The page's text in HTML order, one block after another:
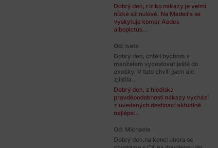
Dobrý den, riziko nákazy je velmi
nízké až nulové. Na Madeiře se
vyskytuje komár Aedes
albopictus...
Od: Iveta
Dobrý den, chtěli bychom s
manželem vycestovat ještě do
exotiky. V tuto chvíli jsem ale
zjistila...
Dobrý den, z hlediska
pravděpodobnosti nákazy vychází
z uvedených destinací aktuálně
nejlépe...
Od: Michaela
Dobrý den,na konci února se